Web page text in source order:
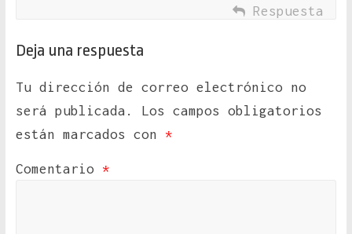
Respuesta
Deja una respuesta
Tu dirección de correo electrónico no
será publicada.
Los campos obligatorios
están marcados con *
Comentario *